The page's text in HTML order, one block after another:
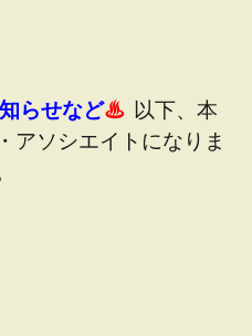
らせなど♨ 以下、本
アソシエイトになりま